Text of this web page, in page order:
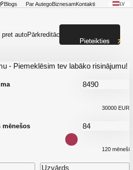
Blogs Par AutegoBiznesamKontakti LV
pret autoPārkreditācija
- Piemeklēsim tev labāko risinājumu!
30000 EUR
mēnešos
120 mēneši